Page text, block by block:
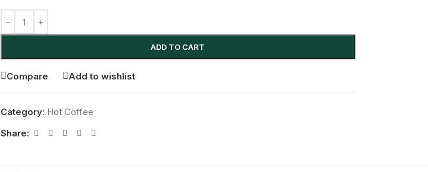
ADD TO CART
Compare Add to wishlist
Category: Hot Coffee
Share: